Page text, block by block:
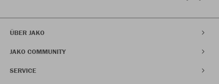
ÜBER JAKO
JAKO COMMUNITY
SERVICE